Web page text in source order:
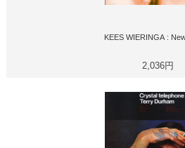
KEES WIERINGA :
2,036円